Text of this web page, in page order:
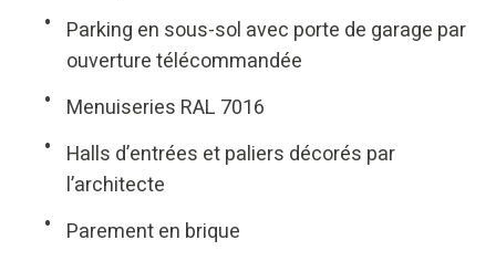
Parking en sous-sol avec porte de garage par
ouverture télécommandée
Menuiseries RAL 7016
Halls d’entrées et paliers décorés par
l’architecte
Parement en brique